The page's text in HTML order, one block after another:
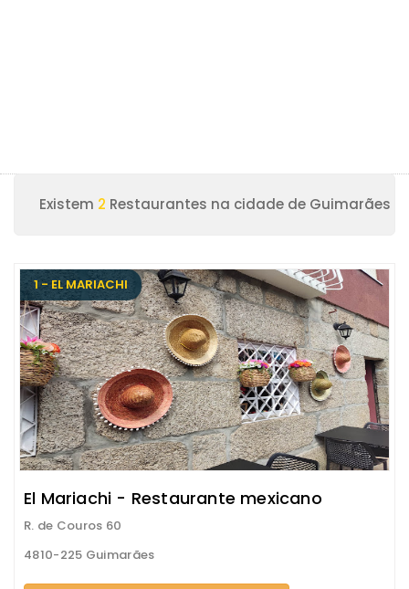
Existem 2 Restaurantes na cidade de Guimarães
1 - EL MARIACHI
El Mariachi - Restaurante mexicano
R. de Couros 60
4810-225 Guimarães